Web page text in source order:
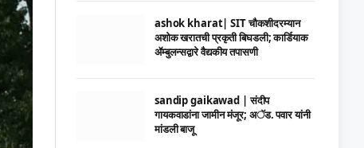
ashok kharat| SIT चौकशीदरम्यान
अशोक खरातची प्रकृती बिघडली; कार्डियाक
ॲम्बुलन्सद्वारे वैद्यकीय तपासणी
sandip gaikawad | संदीप
गायकवाडांना जामीन मंजूर; अॅड. पवार यांनी
मांडली बाजू